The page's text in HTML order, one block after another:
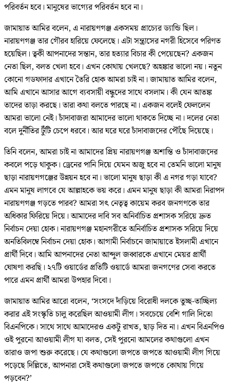
পরিবর্তন হবে। মানুষের ভাগ্যের পরিবর্তন হবে না।
জামায়াত আমির বলেন, এ নারায়ণগঞ্জ একসময় প্রাচ্যের ড্যান্ডি ছিল।
নারায়ণগঞ্জ তার গৌরব হারিয়ে ফেলেছে। এটা সন্ত্রাসের নগরী হিসেবে পরিণত
হয়েছিল। ত্বকী আপনাদের সন্তান, তার হত্যার বিচার কী পেয়েছেন? একজন
নেতা ছিল, বলত খেলা হবে। এখন কোথায় খেলছে? অহঙ্কার ভালো নয়। নতুন
কোনো গডফাদার এখানে তৈরি হোক আমরা চাই না। জামায়াত আমির বলেন,
আমি এখানে আসার আগে ব্যবসায়ী বন্ধুদের সাথে বসলাম। কী যেন আতঙ্ক
তাদের তাড়া করছে। তারা কথা বলতে পারছে না। একজন বলেই ফেললেন
আমরা ভালো নেই। চাঁদাবাজরা আমাদের ভালো থাকতে দিচ্ছে না। দলের নেতা
বলে দুর্নীতির টুঁটি চেপে ধরবে। আর ঘরে ঘরে চাঁদাবাজদের পৌঁছে দিয়েছে।
তিনি বলেন, আমরা চাই না আমাদের প্রিয় নারায়ণগঞ্জ অশান্তি ও চাঁদাবাজদের
কবলে পড়ে থাকুক। ড্রেনের পানি দিয়ে যেমন অজু হবে না তেমনি ভালো মানুষ
ছাড়া নারায়ণগঞ্জের উন্নয়ন হবে না। ভালো মানুষ ছাড়া কী এ নগর গড়া যাবে?
এমন মানুষ লাগবে যে আল্লাহকে ভয় করে। এমন মানুষ ছাড়া কী আমরা নিরাপদ
নারায়ণগঞ্জ গড়তে পারব? আমরা সৎ নেতৃত্ব কায়েম করব জনগণকে তার
অধিকার ফিরিয়ে দিয়ে। আমাদের দাবি সব অনির্বাচিত প্রশাসক সরিয়ে দ্রুত
নির্বাচন দেয়া হোক। নারায়ণগঞ্জ মহানগরীতে অনির্বাচিত প্রশাসক সরিয়ে দিয়ে
অনতিবিলম্বে নির্বাচন দেয়া হোক। আগামী নির্বাচনে জামায়াতে ইসলামী এখানে
প্রার্থী দিবে। আমি আপনাদের নেতা আব্দুল জব্বারকে এখানে মেয়র প্রার্থী
ঘোষণা করছি। ২৭টি ওয়ার্ডের প্রতিটি ওয়ার্ডে আমরা জনগণের সেবা করতে
পারে এমন প্রার্থী আমরা উপহার দিবো।
জামায়াত আমির আরো বলেন, ‘সংসদে দাঁড়িয়ে বিরোধী দলকে তুচ্ছ-তাচ্ছিল্য
করার এই সংস্কৃতি চালু করেছিল আওয়ামী লীগ। সবচেয়ে বেশি গালি দিতো
বিএনপিকে। সাথে সাথে আমাদেরও একটু রাখত, ছাড় দিত না। এখন বিএনপিও
ওই পুরনো আওয়ামী লীগ যা বলত, সেই পুরনো আমলের কথাগুলো এখন
তারাও জপা শুরু করেছে। যে কথাগুলো জপতে জপতে আওয়ামী লীগ গিয়ে
পড়েছে দিল্লিতে, আপনারা সেই কথাগুলো জপতে জপতে কোথায় গিয়ে
পড়বেন?’